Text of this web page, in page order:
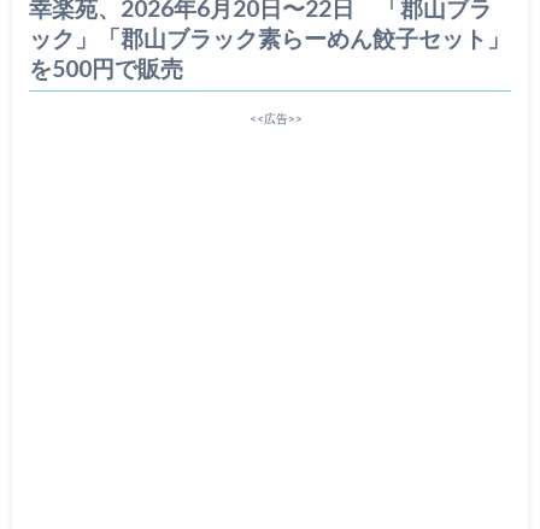
幸楽苑、2026年6月20日〜22日 「郡山ブラ
ック」「郡山ブラック素らーめん餃子セット」
を500円で販売
<<広告>>